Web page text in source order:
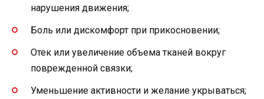
нарушения движения;
Боль или дискомфорт при прикосновении;
Отек или увеличение объема тканей вокруг
поврежденной связки;
Уменьшение активности и желание укрываться;